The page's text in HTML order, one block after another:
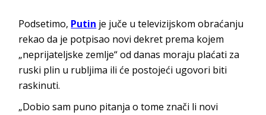
Podsetimo, Putin je juče u televizijskom obraćanju
rekao da je potpisao novi dekret prema kojem
„neprijateljske zemlje“ od danas moraju plaćati za
ruski plin u rubljima ili će postojeći ugovori biti
raskinuti.
„Dobio sam puno pitanja o tome znači li novi